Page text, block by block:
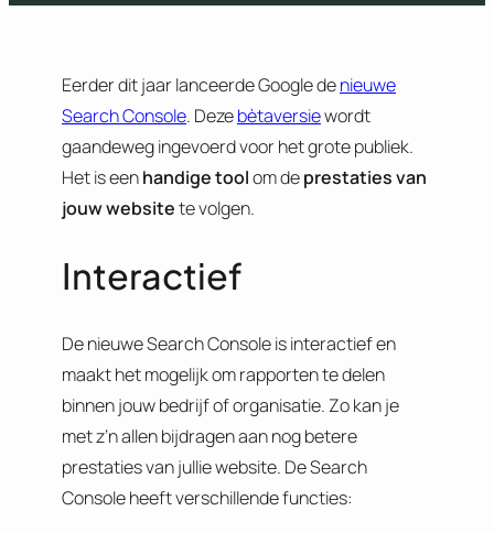
Eerder dit jaar lanceerde Google denieuwe
Search Console. Dezebètaversiewordt
gaandeweg ingevoerd voor het grote publiek.
Het is eenhandige toolom deprestaties van
jouw websitete volgen.
Interactief
De nieuwe Search Console is interactief en
maakt het mogelijk om rapporten te delen
binnen jouw bedrijf of organisatie. Zo kan je
met z’n allen bijdragen aan nog betere
prestaties van jullie website. De Search
Console heeft verschillende functies: